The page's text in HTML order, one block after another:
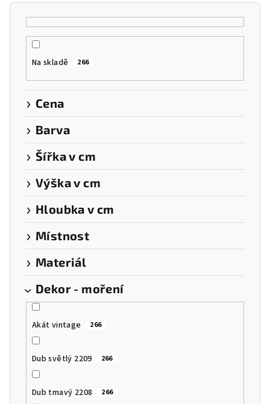
Na skladě 266
Cena
Barva
Šířka v cm
Výška v cm
Hloubka v cm
Místnost
Materiál
Dekor - moření
Akát vintage 266
Dub světlý 2209 266
Dub tmavý 2208 266